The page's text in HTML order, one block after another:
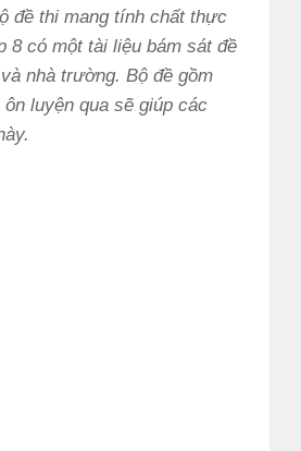
đề thi mang tính chất thực
8 có một tài liệu bám sát đề
nhà trường. Bộ đề gồm
luyện qua sẽ giúp các